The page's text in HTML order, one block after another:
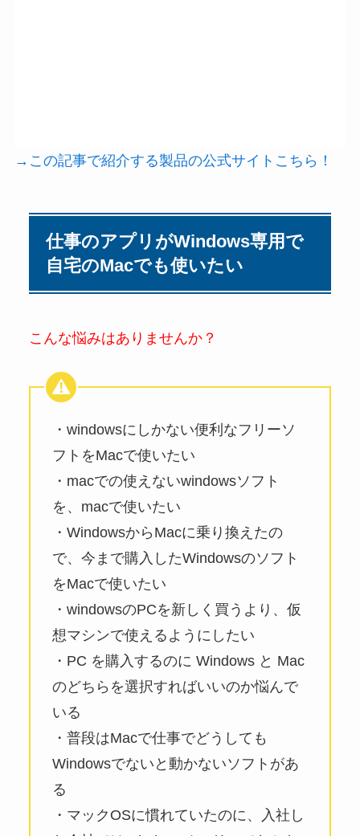
→この記事で紹介する製品の公式サイトこちら！
仕事のアプリがWindows専用で
自宅のMacでも使いたい
こんな悩みはありませんか？
・windowsにしかない便利なフリーソ
フトをMacで使いたい
・macでの使えないwindowsソフト
を、macで使いたい
・WindowsからMacに乗り換えたの
で、今まで購入したWindowsのソフト
をMacで使いたい
・windowsのPCを新しく買うより、仮
想マシンで使えるようにしたい
・PC を購入するのに Windows と Mac
のどちらを選択すればいいのか悩んで
いる
・普段はMacで仕事でどうしても
Windowsでないと動かないソフトがあ
る
・マックOSに慣れていたのに、入社し